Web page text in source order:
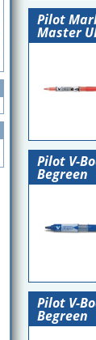
Pilot
Master
Pilot V-
Begreen
Pilot V-
Begreen